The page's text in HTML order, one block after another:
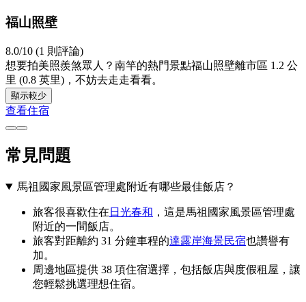
福山照壁
8.0/10 (1 則評論)
想要拍美照羨煞眾人？南竿的熱門景點福山照壁離市區 1.2 公
里 (0.8 英里)，不妨去走走看看。
顯示較少
查看住宿
常見問題
馬祖國家風景區管理處附近有哪些最佳飯店？
旅客很喜歡住在 日光春和 ，這是馬祖國家風景區管理處
附近的一間飯店。
旅客對距離約 31 分鐘車程的達露岸海景民宿也讚譽有
加。
周邊地區提供 38 項住宿選擇，包括飯店與度假租屋，讓
您輕鬆挑選理想住宿。